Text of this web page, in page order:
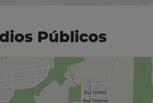
Públicos